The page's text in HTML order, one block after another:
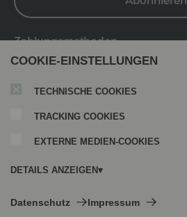
COOKIE-EINSTELLUNGEN
TECHNISCHE COOKIES
TRACKING COOKIES
EXTERNE MEDIEN-COOKIES
DETAILS ANZEIGEN
Technische Cookies:
Datenschutz Impressum
Zahlungsmethoden